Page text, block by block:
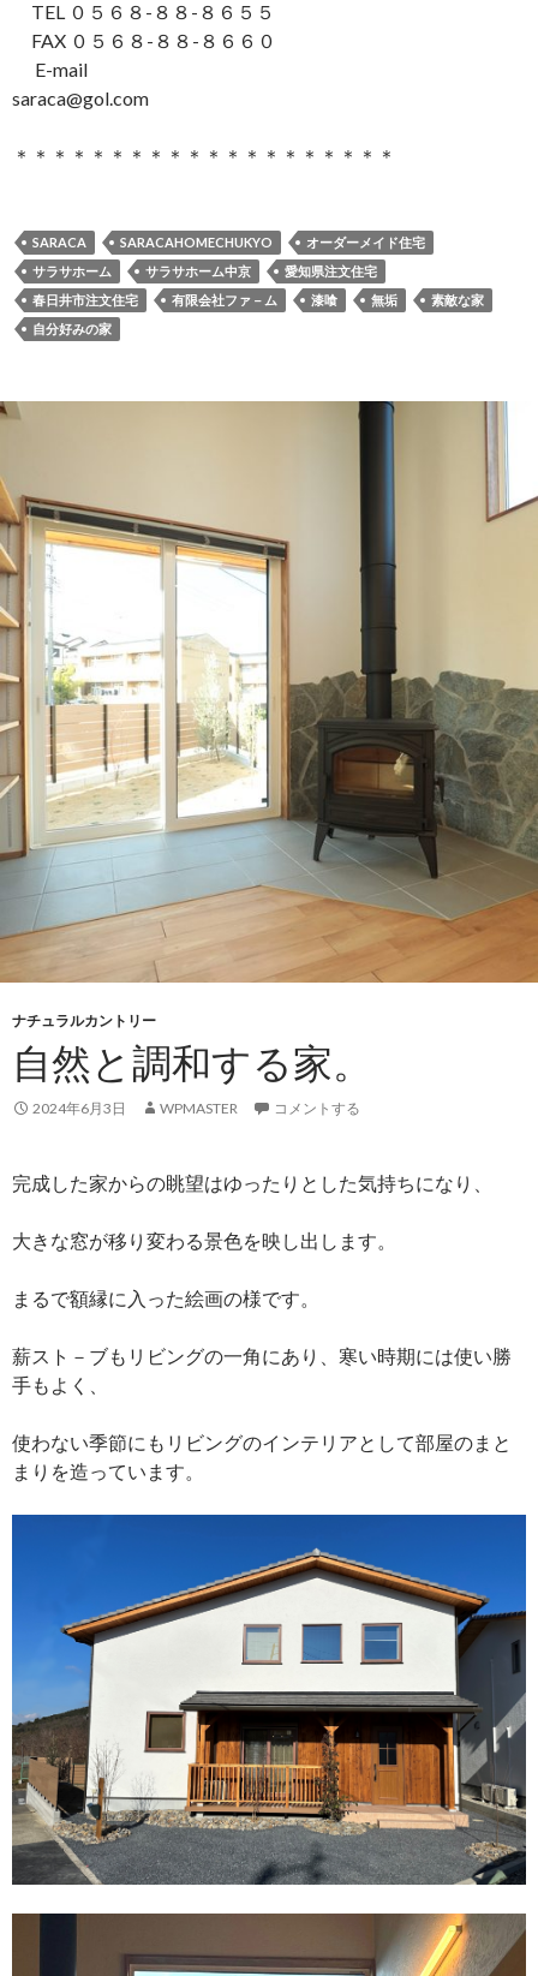
TEL ０５６８-８８-８６５５
FAX ０５６８-８８-８６６０
E-mail
saraca@gol.com
＊＊＊＊＊＊＊＊＊＊＊＊＊＊＊＊＊＊＊＊
SARACA SARACAHOMECHUKYO
オーダーメイド住宅
サラサホーム
サラサホーム中京
愛知県注文住宅
春日井市注文住宅
有限会社ファ－ム 漆喰 無垢
素敵な家
自分好みの家
ナチュラルカントリー
自然と調和する家。
2024年6月3日 WPMASTER コメントする
完成した家からの眺望はゆったりとした気持ちになり、
大きな窓が移り変わる景色を映し出します。
まるで額縁に入った絵画の様です。
薪スト－ブもリビングの一角にあり、寒い時期には使い勝
手もよく、
使わない季節にもリビングのインテリアとして部屋のまと
まりを造っています。